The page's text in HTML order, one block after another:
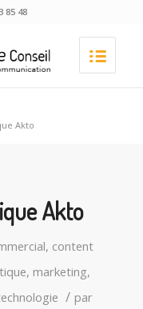
85 48
Akto
Akto
, content
,marketing,
/ par